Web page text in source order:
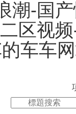
潮-国
区视
车车